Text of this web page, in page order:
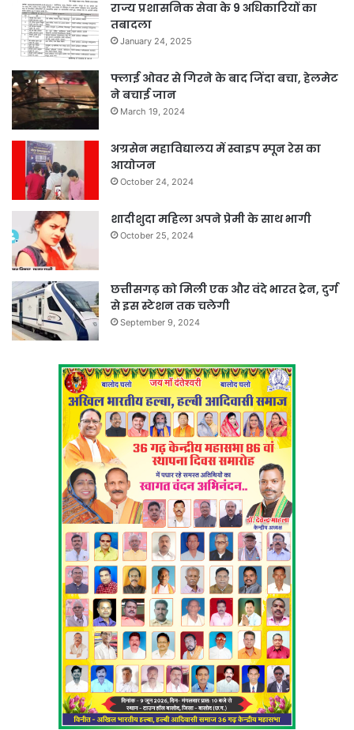
राज्य प्रशासनिक सेवा के 9 अधिकारियों का
तबादला
January 24, 2025
फ्लाई ओवर से गिरने के बाद जिंदा बचा, हेलमेट
ने बचाई जान
March 19, 2024
अग्रसेन महाविद्यालय में स्वाइप स्पून रेस का
आयोजन
October 24, 2024
शादीशुदा महिला अपने प्रेमी के साथ भागी
October 25, 2024
छत्तीसगढ़ को मिली एक और वंदे भारत ट्रेन, दुर्ग
से इस स्टेशन तक चलेगी
September 9, 2024